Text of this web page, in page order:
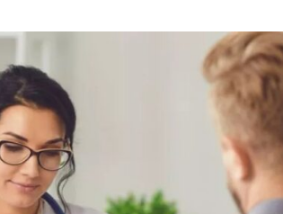
Assuntos gerais